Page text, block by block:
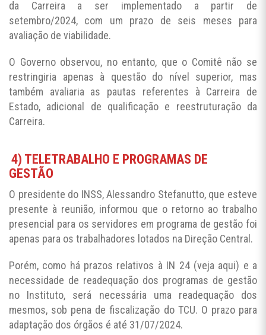
da Carreira a ser implementado a partir de
setembro/2024, com um prazo de seis meses para
avaliação de viabilidade.
O Governo observou, no entanto, que o Comitê não se
restringiria apenas à questão do nível superior, mas
também avaliaria as pautas referentes à Carreira de
Estado, adicional de qualificação e reestruturação da
Carreira.
4) TELETRABALHO E PROGRAMAS DE
GESTÃO
O presidente do INSS, Alessandro Stefanutto, que esteve
presente à reunião, informou que o retorno ao trabalho
presencial para os servidores em programa de gestão foi
apenas para os trabalhadores lotados na Direção Central.
Porém, como há prazos relativos à IN 24 (veja aqui) e a
necessidade de readequação dos programas de gestão
no Instituto, será necessária uma readequação dos
mesmos, sob pena de fiscalização do TCU. O prazo para
adaptação dos órgãos é até 31/07/2024.